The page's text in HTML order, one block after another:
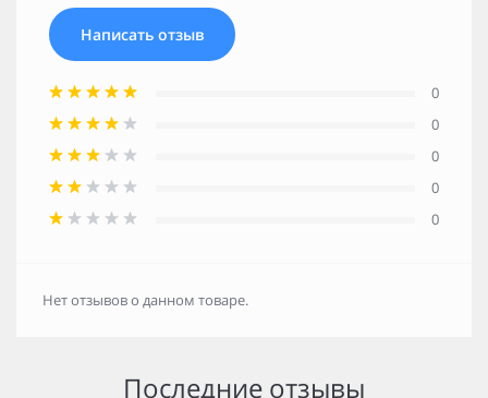
Написать отзыв
0
0
0
0
0
Нет отзывов о данном товаре.
Последние отзывы